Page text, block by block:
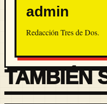
admin
Redacción Tres de Dos.
TAMBIÉN